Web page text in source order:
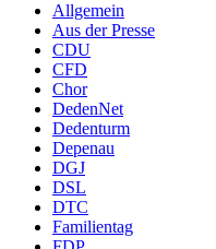
Allgemein
Aus der Presse
CDU
CFD
Chor
DedenNet
Dedenturm
Depenau
DGJ
DSL
DTC
Familientag